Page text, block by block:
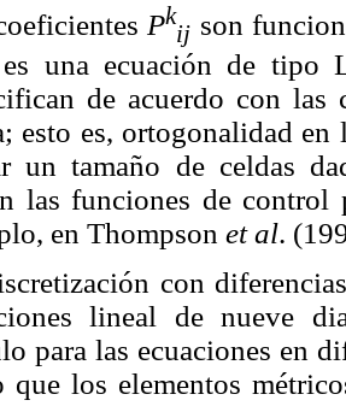
Pk
ij son
una ecuación de tipo
de acuerdo con las
esto es, ortogonalidad
un tamaño de celdas
las funciones de control
en Thompson et al.
con
lineal de nueve
para las ecuaciones en
que los elementos